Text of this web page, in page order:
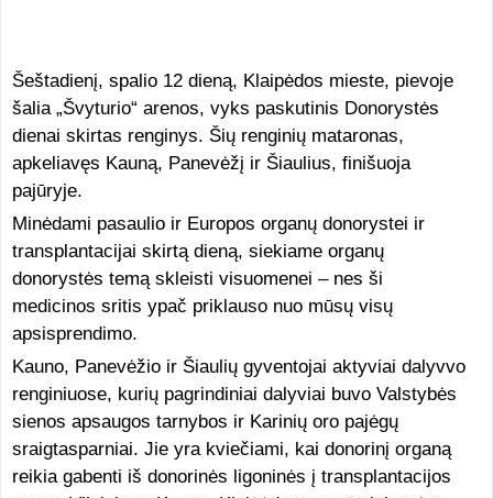
Šeštadienį, spalio 12 dieną, Klaipėdos mieste, pievoje
šalia „Švyturio“ arenos, vyks paskutinis Donorystės
dienai skirtas renginys. Šių renginių mataronas,
apkeliavęs Kauną, Panevėžį ir Šiaulius, finišuoja
pajūryje.
Minėdami pasaulio ir Europos organų donorystei ir
transplantacijai skirtą dieną, siekiame organų
donorystės temą skleisti visuomenei – nes ši
medicinos sritis ypač priklauso nuo mūsų visų
apsisprendimo.
Kauno, Panevėžio ir Šiaulių gyventojai aktyviai dalyvvo
renginiuose, kurių pagrindiniai dalyviai buvo Valstybės
sienos apsaugos tarnybos ir Karinių oro pajėgų
sraigtasparniai. Jie yra kviečiami, kai donorinį organą
reikia gabenti iš donorinės ligoninės į transplantacijos